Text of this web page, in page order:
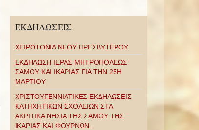
ΕΚΔΗΛΩΣΕΙΣ
ΧΕΙΡΟΤΟΝΙΑ ΝΕΟΥ ΠΡΕΣΒΥΤΕΡΟΥ
ΕΚΔΗΛΩΣΗ ΙΕΡΑΣ ΜΗΤΡΟΠΟΛΕΩΣ
ΣΑΜΟΥ ΚΑΙ ΙΚΑΡΙΑΣ ΓΙΑ ΤΗΝ 25Η
ΜΑΡΤΙΟΥ
ΧΡΙΣΤΟΥΓΕΝΝΙΑΤΙΚΕΣ ΕΚΔΗΛΩΣΕΙΣ
ΚΑΤΗΧΗΤΙΚΩΝ ΣΧΟΛΕΙΩΝ ΣΤΑ
ΑΚΡΙΤΙΚΑ ΝΗΣΙΑ ΤΗΣ ΣΑΜΟΥ ΤΗΣ
ΙΚΑΡΙΑΣ ΚΑΙ ΦΟΥΡΝΩΝ .